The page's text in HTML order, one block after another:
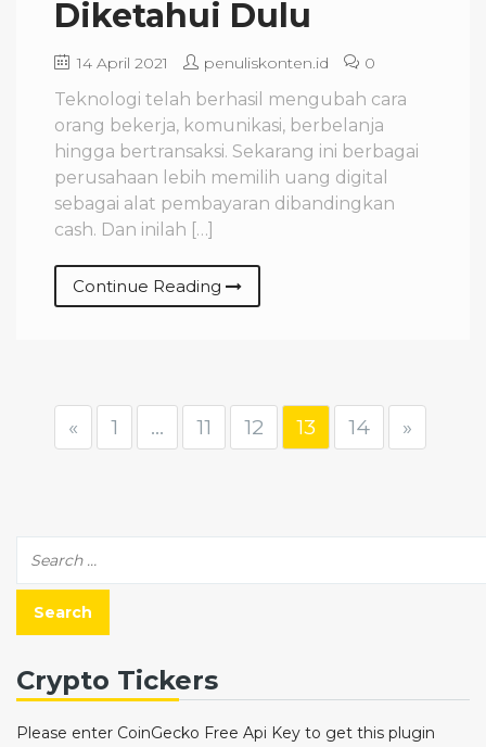
Diketahui Dulu
14 April 2021 penuliskonten.id 0
Teknologi telah berhasil mengubah cara
orang bekerja, komunikasi, berbelanja
hingga bertransaksi. Sekarang ini berbagai
perusahaan lebih memilih uang digital
sebagai alat pembayaran dibandingkan
cash. Dan inilah […]
Continue Reading
« 1 … 11 12 13 14 »
Crypto Tickers
Please enter CoinGecko Free Api Key to get this plugin